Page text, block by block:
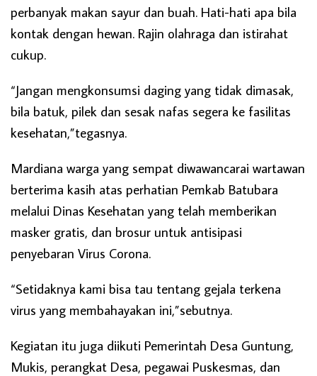
perbanyak makan sayur dan buah. Hati-hati apa bila
kontak dengan hewan. Rajin olahraga dan istirahat
cukup.
“Jangan mengkonsumsi daging yang tidak dimasak,
bila batuk, pilek dan sesak nafas segera ke fasilitas
kesehatan,”tegasnya.
Mardiana warga yang sempat diwawancarai wartawan
berterima kasih atas perhatian Pemkab Batubara
melalui Dinas Kesehatan yang telah memberikan
masker gratis, dan brosur untuk antisipasi
penyebaran Virus Corona.
“Setidaknya kami bisa tau tentang gejala terkena
virus yang membahayakan ini,”sebutnya.
Kegiatan itu juga diikuti Pemerintah Desa Guntung,
Mukis, perangkat Desa, pegawai Puskesmas, dan